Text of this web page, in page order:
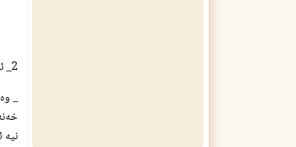
2_ ئایه‌ حوكمی ده‌ست نوێژی ئه‌و ئافره‌ته‌ چیه‌ كه‌ خه‌نه‌ی له ‌ده‌سته‌كانی داوه‌ ؟
_